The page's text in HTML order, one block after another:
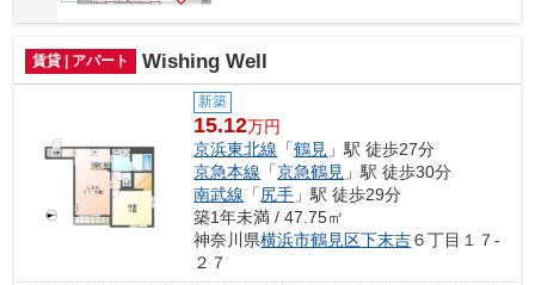
賃貸 | アパート Wishing Well
新築
15.12万円
京浜東北線 「鶴見 」駅 徒歩27分
京急本線 「京急鶴見 」駅 徒歩30分
南武線 「尻手 」駅 徒歩29分
築1年未満 / 47.75㎡
神奈川県横浜市鶴見区下末吉６丁目１７-
２７